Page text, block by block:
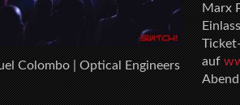
Colombo | Optical Engineers
Marx
auf